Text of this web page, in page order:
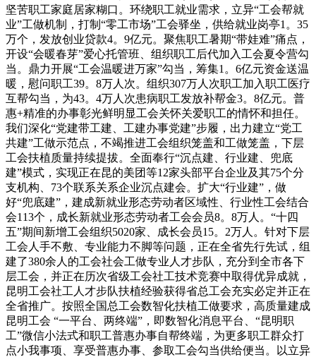
坚苦职工家庭居家糊口。环绕职工就业需求，立异“工会帮就
业”工做机制，打制“零工市场”工会驿坐，供给就业岗亭1。35
万个，发放创业贷款4。9亿元。聚焦职工暑期“带娃难”痛点，
开设“会暖春芽”爱心托管班、组织职工后代加入工会夏令营勾
当。鼎力开展“工会温暖进万家”勾当，筹集1。6亿元资金送温
暖，慰问职工39。8万人次。组织307万人次职工加入职工医疗
互帮勾当，为43。4万人次患病职工发放补帮金3。8亿元。普
惠+精准的办事彰光鲜明显工会关怀关爱职工的情怀和担任。
我们深化“党建带工建、工建办事党建”步履，出力建立“党工
共建”工做示范点，不竭推进工会组织笼盖和工做笼盖，下层
工会扶植质量持续提拔。全面奉行“沉点建、行业建、兜底
建”模式，实现正在昆的美团等12家头部平台企业及其75个分
支机构、73个联系关系企业沉点建会。扩大“行业建”，做
好“兜底建”，建成新就业形态劳动者区域性、行业性工会结合
会113个，成长新就业形态劳动者工会会员8。8万人。“十四
五”期间新增工会组织5020家、成长会员15。2万人。针对下层
工会人手不敷、专业能力不脚等问题，正在全省先行先试，组
建了380余人的工会社会工做专业人才步队，充分到全市各下
层工会，并正在历次省级工会社工技术竞赛中取得优异成就，
昆明工会社工人才步队扶植经验获得省总工会充实必定并正在
全省推广。按照全国总工会数智化扶植工做要求，高质量建成
昆明工会 “一平台、两终端”，即数智化消息平台、“昆明职
工”微信小法式和职工普惠办事自帮终端，为更多职工群众打
点小我事项、享受普惠办事、参取工会勾当供给便当。以立异